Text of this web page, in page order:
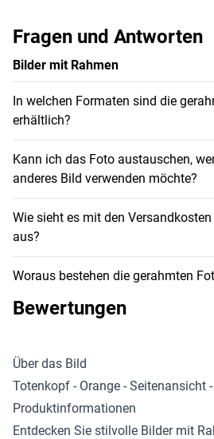
Fragen und Antworten
Bilder mit Rahmen
In welchen Formaten sind die
erhältlich?
Kann ich das Foto austauschen,
anderes Bild verwenden möchte?
Wie sieht es mit den
aus?
Woraus bestehen die gerahmten
Bewertungen
Über das Bild
Totenkopf - Orange - Seitenansicht
Produktinformationen
Entdecken Sie stilvolle Bilder mit